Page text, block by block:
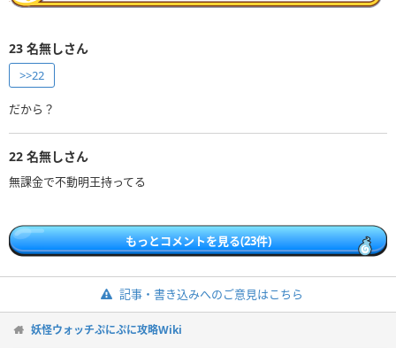
23 名無しさん
>>22
だから？
22 名無しさん
もっとコメントを見る(23件)
記事・書き込みへのご意見はこちら
妖怪ウォッチぷにぷに攻略Wiki